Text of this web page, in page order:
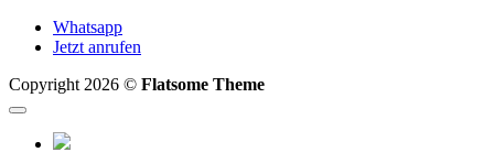
Whatsapp
Jetzt anrufen
Copyright 2026 © Flatsome Theme